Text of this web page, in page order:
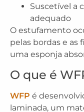
Suscetível a
adequado
O estufamento
pelas bordas e as
uma esponja
O que é
WFP é
laminada, um